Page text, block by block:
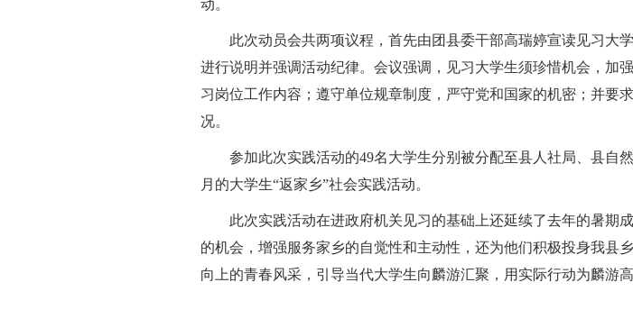
动。
此次动员会共两项议程，首先由团县委干部高瑞婷宣读见习大
进行说明并强调活动纪律。会议强调，见习大学生须珍惜机会，加
习岗位工作内容；遵守单位规章制度，严守党和国家的机密；并要
况。
参加此次实践活动的49名大学生分别被分配至县人社局、县自
月的大学生“返家乡”社会实践活动。
此次实践活动在进政府机关见习的基础上还延续了去年的暑期
的机会，增强服务家乡的自觉性和主动性，还为他们积极投身我县
向上的青春风采，引导当代大学生向麟游汇聚，用实际行动为麟游